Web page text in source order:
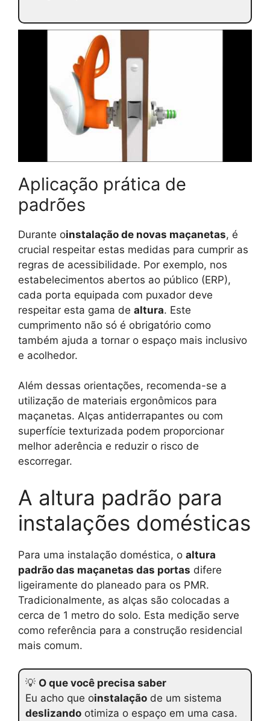
Aplicação prática de
padrões
Durante oinstalação de novas maçanetas, é
crucial respeitar estas medidas para cumprir as
regras de acessibilidade. Por exemplo, nos
estabelecimentos abertos ao público (ERP),
cada porta equipada com puxador deve
respeitar esta gama de altura. Este
cumprimento não só é obrigatório como
também ajuda a tornar o espaço mais inclusivo
e acolhedor.
Além dessas orientações, recomenda-se a
utilização de materiais ergonômicos para
maçanetas. Alças antiderrapantes ou com
superfície texturizada podem proporcionar
melhor aderência e reduzir o risco de
escorregar.
A altura padrão para
instalações domésticas
Para uma instalação doméstica, o altura
padrão das maçanetas das portas difere
ligeiramente do planeado para os PMR.
Tradicionalmente, as alças são colocadas a
cerca de 1 metro do solo. Esta medição serve
como referência para a construção residencial
mais comum.
💡 O que você precisa saber
Eu acho que oinstalação de um sistema
deslizando otimiza o espaço em uma casa.